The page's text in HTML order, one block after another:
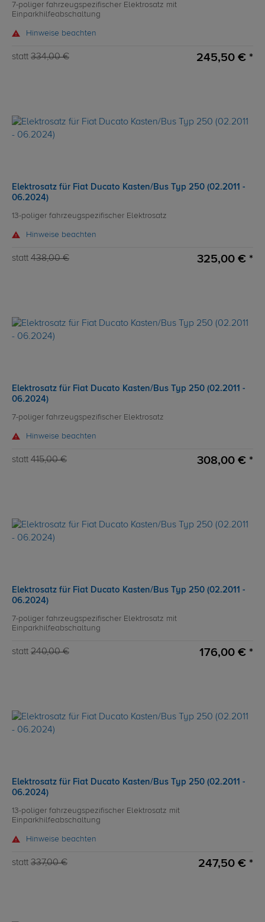
7-poliger fahrzeugspezifischer Elektrosatz mit
Einparkhilfeabschaltung
Hinweise beachten
statt 334,00 € 245,50 € *
Elektrosatz für Fiat Ducato Kasten/Bus Typ 250 (02.2011 -
06.2024)
13-poliger fahrzeugspezifischer Elektrosatz
Hinweise beachten
statt 438,00 € 325,00 € *
Elektrosatz für Fiat Ducato Kasten/Bus Typ 250 (02.2011 -
06.2024)
7-poliger fahrzeugspezifischer Elektrosatz
Hinweise beachten
statt 415,00 € 308,00 € *
Elektrosatz für Fiat Ducato Kasten/Bus Typ 250 (02.2011 -
06.2024)
7-poliger fahrzeugspezifischer Elektrosatz mit
Einparkhilfeabschaltung
statt 240,00 € 176,00 € *
Elektrosatz für Fiat Ducato Kasten/Bus Typ 250 (02.2011 -
06.2024)
13-poliger fahrzeugspezifischer Elektrosatz mit
Einparkhilfeabschaltung
Hinweise beachten
statt 337,00 € 247,50 € *